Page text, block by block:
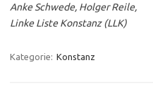
Anke Schwede, Holger Reile,
Linke Liste Konstanz (LLK)
Kategorie: Konstanz